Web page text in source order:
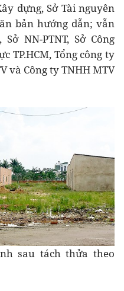
dựng, Sở Tài nguyên
bản hướng dẫn; vẫn
NN-PTNT, Sở Công
TP.HCM, Tổng công ty
và Công ty TNHH MTV
sau tách thửa theo